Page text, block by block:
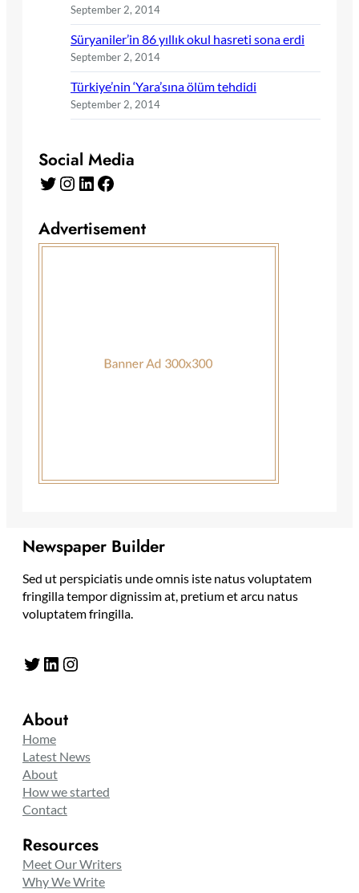
September 2, 2014
Süryaniler’in 86 yıllık okul hasreti sona erdi
September 2, 2014
Türkiye’nin ‘Yara’sına ölüm tehdidi
September 2, 2014
Social Media
Twitter Instagram LinkedIn Facebook
Advertisement
Newspaper Builder
Sed ut perspiciatis unde omnis iste natus voluptatem
fringilla tempor dignissim at, pretium et arcu natus
voluptatem fringilla.
Twitter LinkedIn Instagram
About
Home
Latest News
About
How we started
Contact
Resources
Meet Our Writers
Why We Write